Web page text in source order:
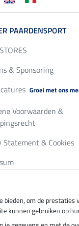
PAARDENSPORT
& Sponsoring
Groei met ons
Voorwaarden &
Statement & Cookies
met
om de
kunnen gebruiken op